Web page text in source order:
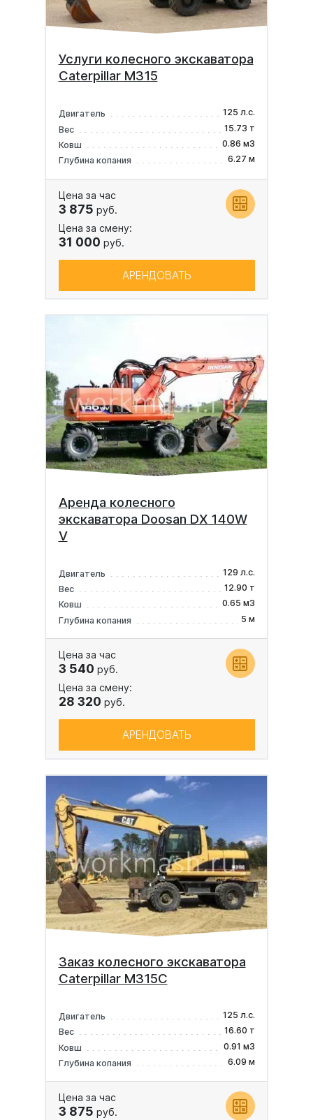
Услуги колесного экскаватора
Caterpillar M315
Двигатель
125 л.с.
Вес
15.73 т
Ковш
0.86 м3
Глубина копания
6.27 м
Цена за час
3 875 руб.
Цена за смену:
31 000 руб.
АРЕНДОВАТЬ
Аренда колесного
экскаватора Doosan DX 140W
V
Двигатель
129 л.с.
Вес
12.90 т
Ковш
0.65 м3
Глубина копания
5 м
Цена за час
3 540 руб.
Цена за смену:
28 320 руб.
АРЕНДОВАТЬ
Заказ колесного экскаватора
Caterpillar M315C
Двигатель
125 л.с.
Вес
16.60 т
Ковш
0.91 м3
Глубина копания
6.09 м
Цена за час
3 875 руб.